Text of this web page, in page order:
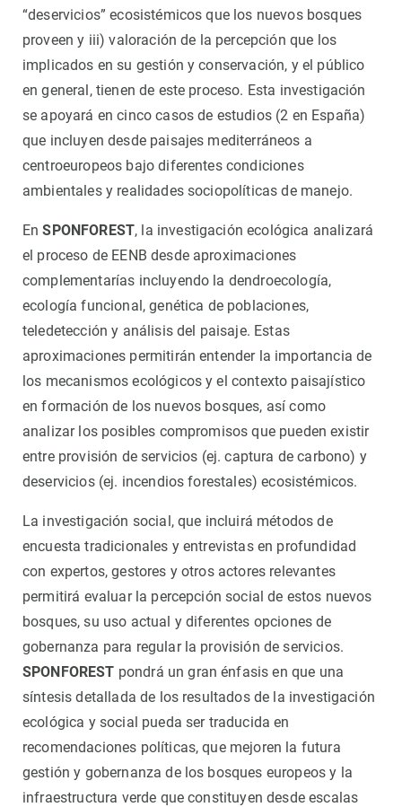
“deservicios” ecosistémicos que los nuevos bosques
proveen y iii) valoración de la percepción que los
implicados en su gestión y conservación, y el público
en general, tienen de este proceso. Esta investigación
se apoyará en cinco casos de estudios (2 en España)
que incluyen desde paisajes mediterráneos a
centroeuropeos bajo diferentes condiciones
ambientales y realidades sociopolíticas de manejo.
EnSPONFOREST, la investigación ecológica analizará
el proceso de EENB desde aproximaciones
complementarías incluyendo la dendroecología,
ecología funcional, genética de poblaciones,
teledetección y análisis del paisaje. Estas
aproximaciones permitirán entender la importancia de
los mecanismos ecológicos y el contexto paisajístico
en formación de los nuevos bosques, así como
analizar los posibles compromisos que pueden existir
entre provisión de servicios (ej. captura de carbono) y
deservicios (ej. incendios forestales) ecosistémicos.
La investigación social, que incluirá métodos de
encuesta tradicionales y entrevistas en profundidad
con expertos, gestores y otros actores relevantes
permitirá evaluar la percepción social de estos nuevos
bosques, su uso actual y diferentes opciones de
gobernanza para regular la provisión de servicios.
SPONFOREST pondrá un gran énfasis en que una
síntesis detallada de los resultados de la investigación
ecológica y social pueda ser traducida en
recomendaciones políticas, que mejoren la futura
gestión y gobernanza de los bosques europeos y la
infraestructura verde que constituyen desde escalas